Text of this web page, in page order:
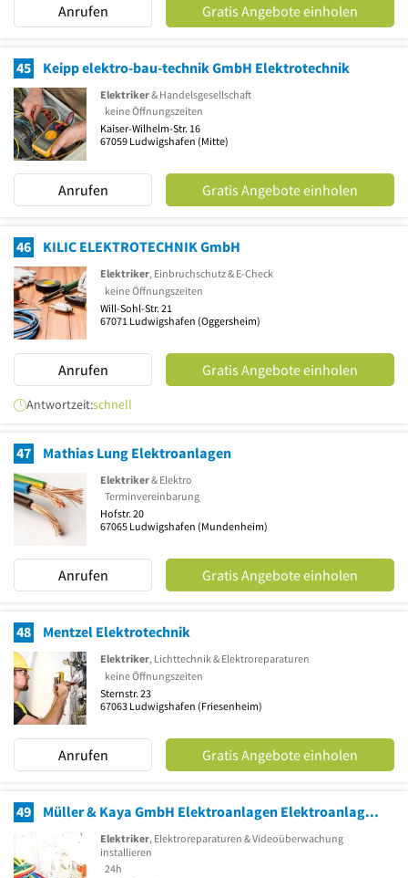
Anrufen Gratis Angebote einholen
45 Keipp elektro-bau-technik GmbH Elektrotechnik
Elektriker& Handelsgesellschaft
keine Öffnungszeiten
Kaiser-Wilhelm-Str. 16
67059 Ludwigshafen (Mitte)
Anrufen Gratis Angebote einholen
46 KILIC ELEKTROTECHNIK GmbH
Elektriker, Einbruchschutz & E-Check
keine Öffnungszeiten
Will-Sohl-Str. 21
67071 Ludwigshafen (Oggersheim)
Anrufen Gratis Angebote einholen
Antwortzeit:schnell
47 Mathias Lung Elektroanlagen
Elektriker& Elektro
Terminvereinbarung
Hofstr. 20
67065 Ludwigshafen (Mundenheim)
Anrufen Gratis Angebote einholen
48 Mentzel Elektrotechnik
Elektriker, Lichttechnik & Elektroreparaturen
keine Öffnungszeiten
Sternstr. 23
67063 Ludwigshafen (Friesenheim)
Anrufen Gratis Angebote einholen
49 Müller & Kaya GmbH Elektroanlagen Elektroanlagenbau
Elektriker, Elektroreparaturen & Videoüberwachung
installieren
24h